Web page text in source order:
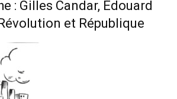
: Gilles Candar, Édouard
et République